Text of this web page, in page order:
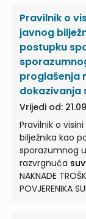
bilježnicima
sporazumnog
razvrgnuća
Pravilnik o
javnog
postupku
proglašenja
dokazivanja
Vrijedi od:
Pravilnik o
bilježnika kao
sporazumnog
razvrgnuća
NAKNADE
POVJERENIKA